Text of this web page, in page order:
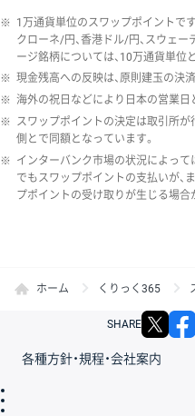
※ 1万通貨単位のスワップポイントで
クローネ/円、香港ドル/円、スウェ
ージ銘柄については、10万通貨単位
※ 現金残高への反映は、原則建玉の決
※ 海外の祝日などにより日本の営業日
※ スワップポイントの決定は取引所
側とで同額となっています。
※ インターバンク市場の状況によって
でもスワップポイントの支払いが、
プポイントの受け取りが生じる場合
ホーム くりっく365
SHARE
各種方針・規程・会社案内